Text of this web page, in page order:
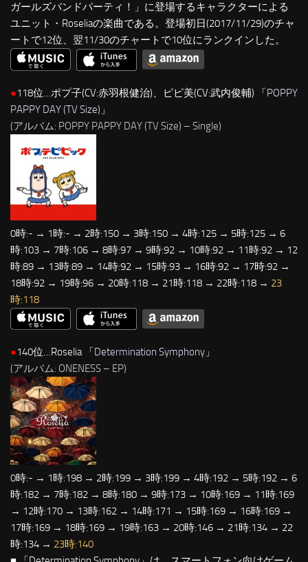
ガールズバンドパーティ！」に登場するキャラクターによる
ユニット・Roseliaの楽曲である。登場初日(2017/11/29)のチャ
ートで12位、翌11/30のチャートで10位にランクインした。
●118位…ポプ子(CV:赤羽根健治)、ピピ美(CV:武内俊輔) 「POPPY
PAPPY DAY (TV Size) 」
(アルバム: POPPY PAPPY DAY (TV Size) – Single)
0時:- → 1時:- → 2時:150 → 3時:150 → 4時:125 → 5時:125 → 6
時:103 → 7時:106 → 8時:97 → 9時:92 → 10時:92 → 11時:92 → 12
時:89 → 13時:89 → 14時:92 → 15時:93 → 16時:92 → 17時:92 →
18時:92 → 19時:96 → 20時:118 → 21時:118 → 22時:118 → 23
時:118
●140位…Roselia 「Determination Symphony 」
(アルバム: ONENESS – EP)
0時:- → 1時:198 → 2時:199 → 3時:199 → 4時:192 → 5時:192 → 6
時:182 → 7時:182 → 8時:180 → 9時:173 → 10時:169 → 11時:169
→ 12時:170 → 13時:162 → 14時:171 → 15時:169 → 16時:169 →
17時:169 → 18時:169 → 19時:163 → 20時:146 → 21時:134 → 22
時:134 → 23時:140